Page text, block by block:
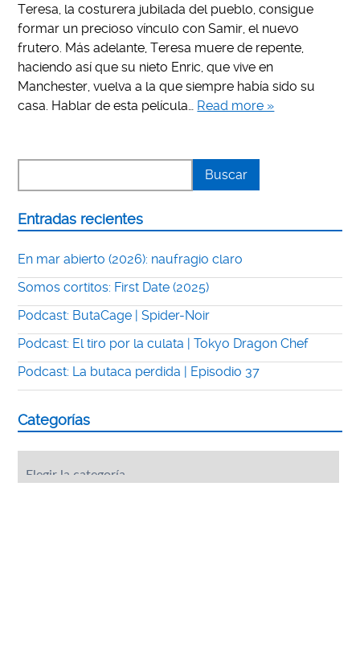
Teresa, la costurera jubilada del pueblo, consigue
formar un precioso vínculo con Samir, el nuevo
frutero. Más adelante, Teresa muere de repente,
haciendo así que su nieto Enric, que vive en
Manchester, vuelva a la que siempre había sido su
casa. Hablar de esta película… Read more »
Entradas recientes
En mar abierto (2026): naufragio claro
Somos cortitos: First Date (2025)
Podcast: ButaCage | Spider-Noir
Podcast: El tiro por la culata | Tokyo Dragon Chef
Podcast: La butaca perdida | Episodio 37
Categorías